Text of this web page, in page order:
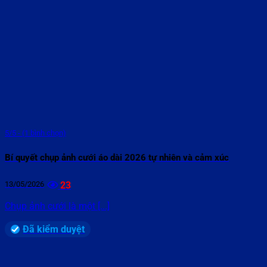
5/5 - (1 bình chọn)
Bí quyết chụp ảnh cưới áo dài 2026 tự nhiên và cảm xúc
13/05/2026
23
Chụp ảnh cưới là một [...]
Đã kiểm duyệt